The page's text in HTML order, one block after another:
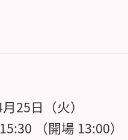
25日（火）
（開場 13:00）